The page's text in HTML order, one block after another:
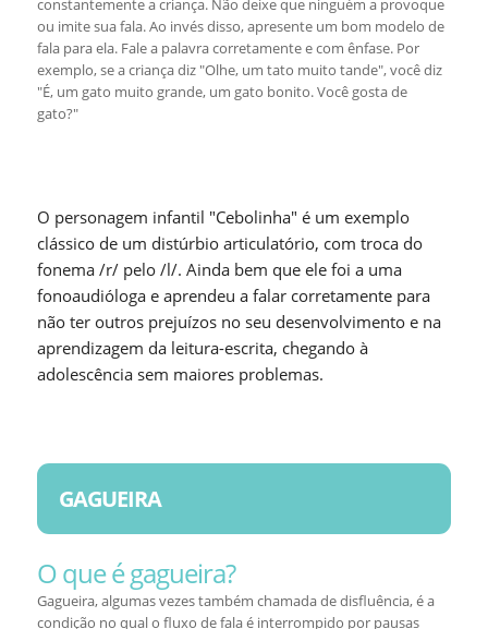
constantemente a criança. Não deixe que ninguém a provoque
ou imite sua fala. Ao invés disso, apresente um bom modelo de
fala para ela. Fale a palavra corretamente e com ênfase. Por
exemplo, se a criança diz "Olhe, um tato muito tande", você diz
"É, um gato muito grande, um gato bonito. Você gosta de
gato?"
O personagem infantil "Cebolinha" é um exemplo
clássico de um distúrbio articulatório, com troca do
fonema /r/ pelo /l/. Ainda bem que ele foi a uma
fonoaudióloga e aprendeu a falar corretamente para
não ter outros prejuízos no seu desenvolvimento e na
aprendizagem da leitura-escrita, chegando à
adolescência sem maiores problemas.
GAGUEIRA
O que é gagueira?
Gagueira, algumas vezes também chamada de disfluência, é a
condição no qual o fluxo de fala é interrompido por pausas